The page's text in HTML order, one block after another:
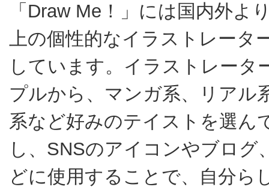
「Draw Me！」には国内外よ
上の個性的なイラストレータ
しています。イラストレータ
プルから、マンガ系、リアル
系など好みのテイストを選ん
し、SNSのアイコンやブログ
どに使用することで、自分ら